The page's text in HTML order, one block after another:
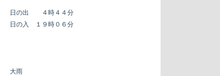
日の出 ４時４４分
日の入 １９時０６分
大雨